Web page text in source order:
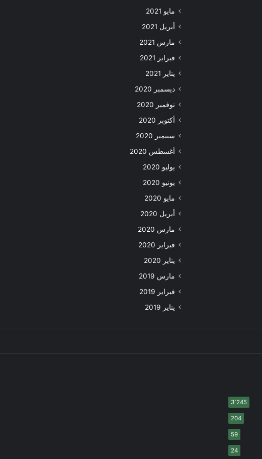
مايو 2021
أبريل 2021
مارس 2021
فبراير 2021
يناير 2021
ديسمبر 2020
نوفمبر 2020
أكتوبر 2020
سبتمبر 2020
أغسطس 2020
يوليو 2020
يونيو 2020
مايو 2020
أبريل 2020
مارس 2020
فبراير 2020
يناير 2020
مارس 2019
فبراير 2019
يناير 2019
3٬245
204
59
24